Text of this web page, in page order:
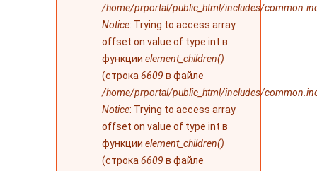
/home/prportal/public_html/includes/
Notice: Trying to access array
offset on value of type int в
функции element_children()
(строка 6609 в файле
/home/prportal/public_html/includes/
Notice: Trying to access array
offset on value of type int в
функции element_children()
(строка 6609 в файле